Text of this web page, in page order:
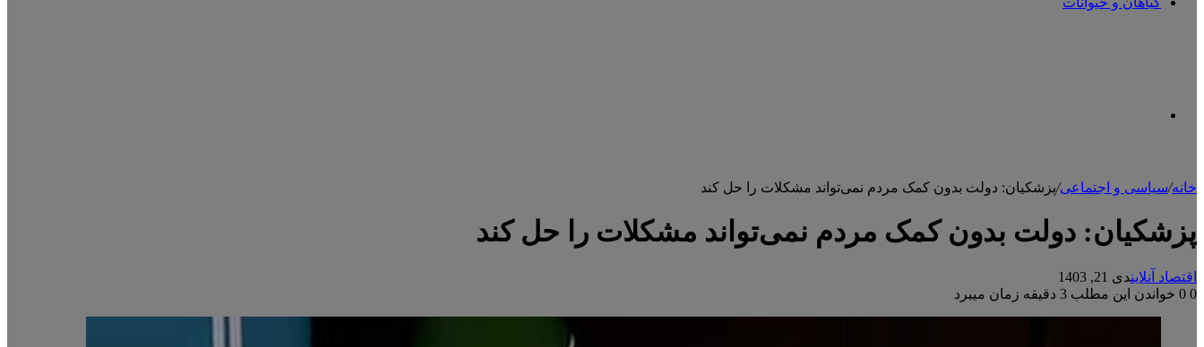
خانه/سیاسی و اجتماعی/پزشکیان: دولت بدون کمک مردم نمی‌تواند مشکلات را حل کند
پزشکیان: دولت بدون کمک مردم نمی‌تواند مشکلات را حل کند
اقتصاد آنلایندی 21, 1403
0
خواندن این مطلب 3 دقیقه زمان میبرد